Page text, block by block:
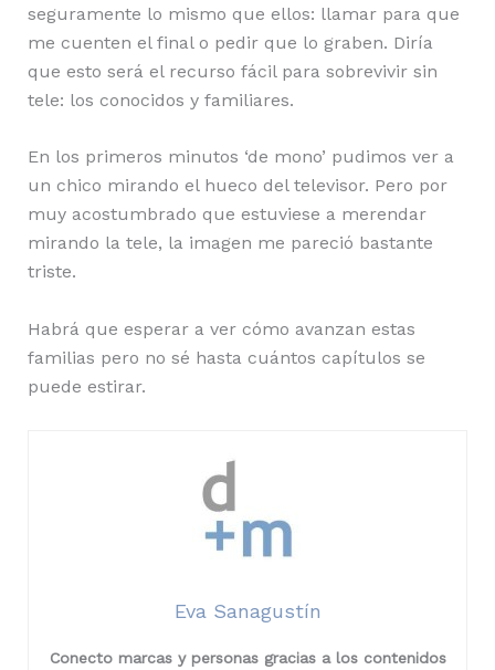
seguramente lo mismo que ellos: llamar para que
me cuenten el final o pedir que lo graben. Diría
que esto será el recurso fácil para sobrevivir sin
tele: los conocidos y familiares.
En los primeros minutos ‘de mono’ pudimos ver a
un chico mirando el hueco del televisor. Pero por
muy acostumbrado que estuviese a merendar
mirando la tele, la imagen me pareció bastante
triste.
Habrá que esperar a ver cómo avanzan estas
familias pero no sé hasta cuántos capítulos se
puede estirar.
Eva Sanagustín
Conecto marcas y personas gracias a los contenidos